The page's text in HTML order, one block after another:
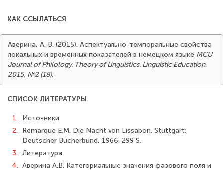
КАК ССЫЛАТЬСЯ
Аверина, А. В. (2015). Аспектуально-темпоральные свойства
локальных и временных показателей в немецком языке MCU
Journal of Philology. Theory of Linguistics. Linguistic Education,
2015, №2 (18),
СПИСОК ЛИТЕРАТУРЫ
1.
Источники
2.
Remarque E.M. Die Nacht von Lissabon. Stuttgart:
Deutscher Bücherbund, 1966. 299 S.
3. Литература
4. Аверина А.В. Категориальные значения фазового поля и